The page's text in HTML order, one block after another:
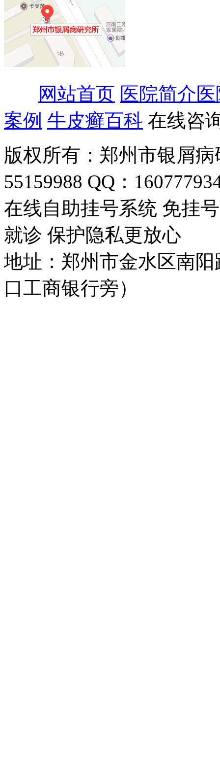
网站首页 医院简介
案例 牛皮癣百科 在线咨
版权所有：郑州市银屑
55159988 QQ：
在线自助挂号系统 免挂
就诊 保护隐私更放心
地址：郑州市金水区南
口工商银行旁）